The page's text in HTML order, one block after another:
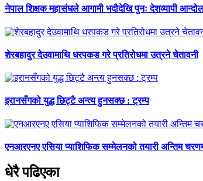
नेपाल शिक्षक महासंघले आगामी भदौदेखि पुनः देशव्यापी
शेरबहादुर देउवामाथि धरपकड गरे प्रतिरोधमा उत्रने चेतावनी
इरानसँगको युद्ध छिट्टै अन्त्य हुनसक्छ : ट्रम्प
एनआरएनए एसिया प्याशिफिक सम्मेलनको तयारी अन्तिम
धेरै पढिएका